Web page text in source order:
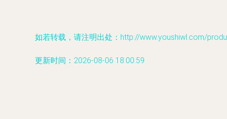
如若转载，请注明出处：http://www.youshiwl.com/
更新时间：2026-08-06 18:00:59